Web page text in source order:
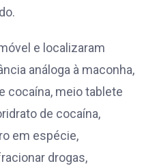
e localizaram
análoga à maconha,
cocaína, meio tablete
de cocaína,
em espécie,
drogas,